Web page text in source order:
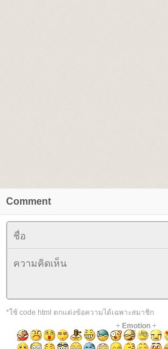
Comment
*ใช้ code html ตกแต่งข้อความได้เฉพาะสมาชิก
+ Emotion+